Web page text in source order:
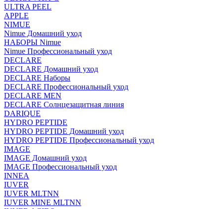
ULTRA PEEL
APPLE
NIMUE
Nimue Домашний уход
НАБОРЫ Nimue
Nimue Профессиональный уход
DECLARE
DECLARE Домашний уход
DECLARE Наборы
DECLARE Профессиональный уход
DECLARE MEN
DECLARE Солнцезащитная линия
DARIQUE
HYDRO PEPTIDE
HYDRO PEPTIDE Домашний уход
HYDRO PEPTIDE Профессиональный уход
IMAGE
IMAGE Домашний уход
IMAGE Профессиональный уход
INNEA
IUVER
IUVER MLTNN
IUVER MINE MLTNN